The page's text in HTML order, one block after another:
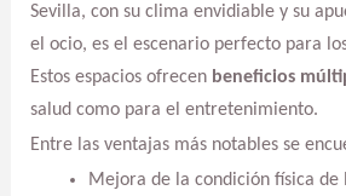
Sevilla, con su clima envidiable y su
el ocio, es el escenario perfecto para
Estos espacios ofrecen beneficios
salud como para el entretenimiento.
Entre las ventajas más notables se
Mejora de la condición física de